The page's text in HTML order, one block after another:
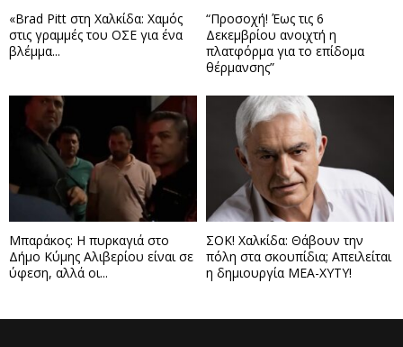
«Brad Pitt στη Χαλκίδα: Χαμός
στις γραμμές του ΟΣΕ για ένα
βλέμμα...
“Προσοχή! Έως τις 6
Δεκεμβρίου ανοιχτή η
πλατφόρμα για το επίδομα
θέρμανσης”
Μπαράκος: Η πυρκαγιά στο
Δήμο Κύμης Αλιβερίου είναι σε
ύφεση, αλλά οι...
ΣΟΚ! Χαλκίδα: Θάβουν την
πόλη στα σκουπίδια; Απειλείται
η δημιουργία ΜΕΑ-ΧΥΤΥ!